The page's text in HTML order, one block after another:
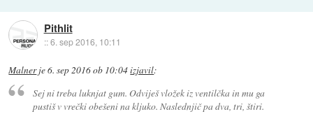
Pithlit
::6. sep 2016, 10:11
Malnerje6. sep 2016 ob 10:04izjavil:
Sej ni treba luknjat gum. Odviješ vložek iz ventilčka in mu ga
pustiš v vrečki obešeni na kljuko. Naslednjič pa dva, tri, štiri.